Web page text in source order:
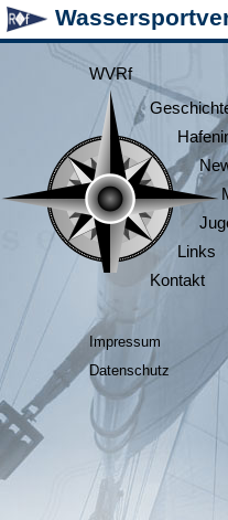
WVRf
Links
Kontakt
Impressum
Datenschutz